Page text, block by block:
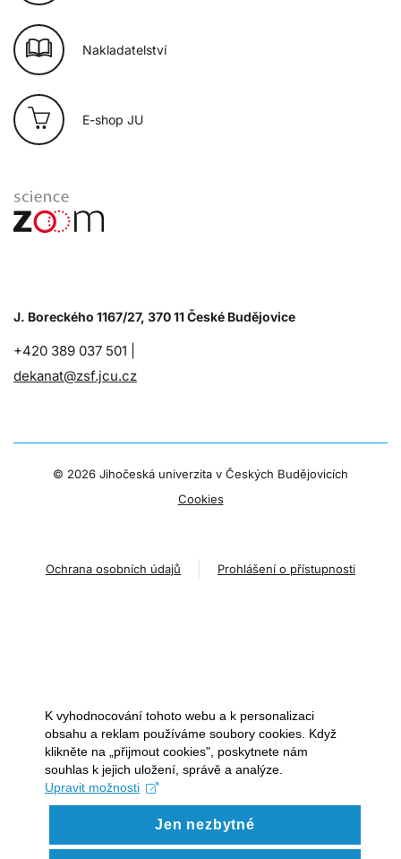
Nakladatelství
E-shop JU
J. Boreckého 1167/27, 370 11 České Budějovice
+420 389 037 501 |
dekanat@zsf.jcu.cz
© 2026 Jihočeská univerzita v Českých Budějovicích
Cookies
Ochrana osobních údajů Prohlášení o přístupnosti
K vyhodnocování tohoto webu a k personalizaci
obsahu a reklam používáme soubory cookies. Když
klikněte na „přijmout cookies", poskytnete nám
souhlas k jejich uložení, správě a analýze.
Upravit možnosti
Jen nezbytné